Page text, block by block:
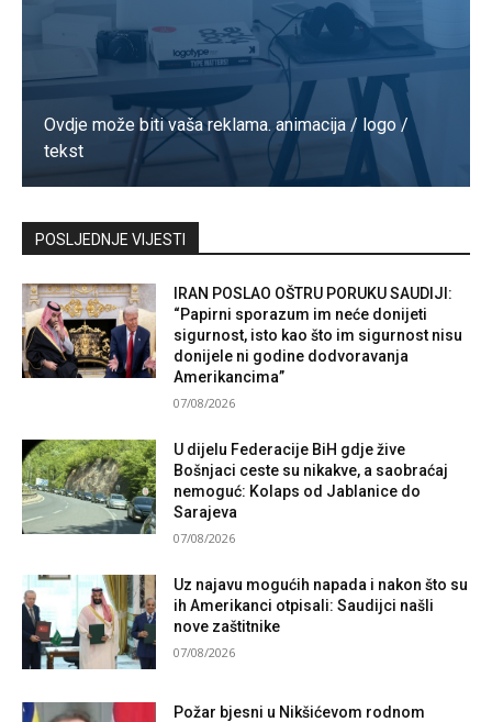
Ovdje može biti vaša reklama. animacija / logo /
tekst
Kontaktirajte nas
POSLJEDNJE VIJESTI
IRAN POSLAO OŠTRU PORUKU SAUDIJI:
“Papirni sporazum im neće donijeti
sigurnost, isto kao što im sigurnost nisu
donijele ni godine dodvoravanja
Amerikancima”
07/08/2026
U dijelu Federacije BiH gdje žive
Bošnjaci ceste su nikakve, a saobraćaj
nemoguć: Kolaps od Jablanice do
Sarajeva
07/08/2026
Uz najavu mogućih napada i nakon što su
ih Amerikanci otpisali: Saudijci našli
nove zaštitnike
07/08/2026
Požar bjesni u Nikšićevom rodnom